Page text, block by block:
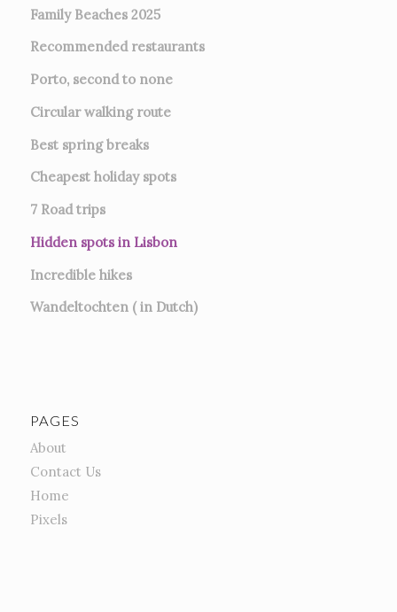
Family Beaches 2025
Recommended restaurants
Porto, second to none
Circular walking route
Best spring breaks
Cheapest holiday spots
7 Road trips
Hidden spots in Lisbon
Incredible hikes
Wandeltochten ( in Dutch)
PAGES
About
Contact Us
Home
Pixels